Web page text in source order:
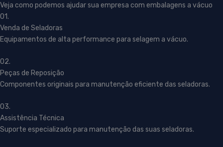
Veja como podemos ajudar sua empresa com embalagens a vácuo
01.
Venda de Seladoras
Equipamentos de alta performance para selagem a vácuo.
02.
Peças de Reposição
Componentes originais para manutenção eficiente das seladoras.
03.
Assistência Técnica
Suporte especializado para manutenção das suas seladoras.